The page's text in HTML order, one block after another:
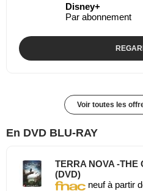
Disney+
Par abonnement
Voir toutes les
En DVD BLU-RAY
TERRA NOVA -THE
(DVD)
neuf à partir